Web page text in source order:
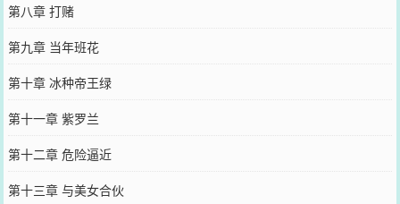
第八章 打赌
第九章 当年班花
第十章 冰种帝王绿
第十一章 紫罗兰
第十二章 危险逼近
第十三章 与美女合伙